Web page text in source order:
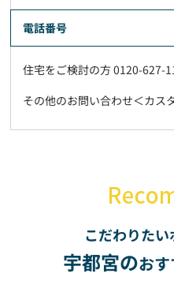
電話番号
住宅をご検討の方 0120-627-
その他のお問い合わせ＜カス
こだわりた
宇都宮のお